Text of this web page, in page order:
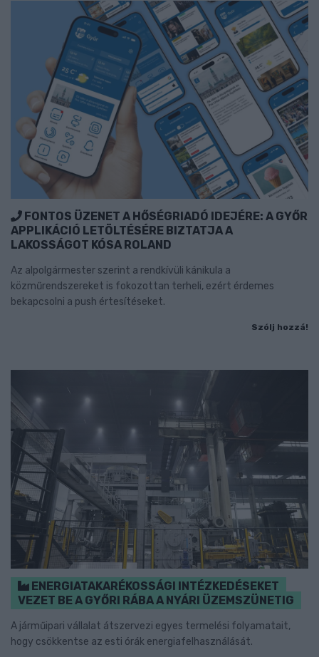
FONTOS ÜZENET A HŐSÉGRIADÓ IDEJÉRE: A GYŐR
APPLIKÁCIÓ LETÖLTÉSÉRE BIZTATJA A
LAKOSSÁGOT KÓSA ROLAND
Az alpolgármester szerint a rendkívüli kánikula a
közműrendszereket is fokozottan terheli, ezért érdemes
bekapcsolni a push értesítéseket.
Szólj hozzá!
ENERGIATAKARÉKOSSÁGI INTÉZKEDÉSEKET
VEZET BE A GYŐRI RÁBA A NYÁRI ÜZEMSZÜNETIG
A járműipari vállalat átszervezi egyes termelési folyamatait,
hogy csökkentse az esti órák energiafelhasználását.